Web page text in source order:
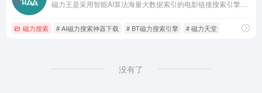
磁力搜索 # AI磁力搜索神器下载 # BT磁力搜索引擎 # 磁力天堂
没有了